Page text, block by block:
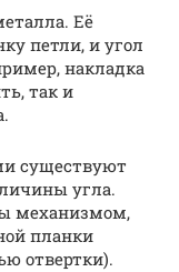
Её
петли, и угол
накладка
так и
существуют
угла.
механизмом,
планки
отвертки).